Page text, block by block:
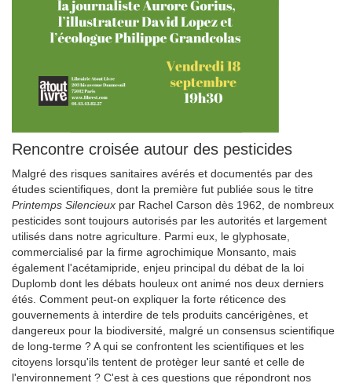
Rencontre croisée autour des pesticides
Malgré des risques sanitaires avérés et documentés par des
études scientifiques, dont la première fut publiée sous le titre
Printemps Silencieux par Rachel Carson dès 1962, de nombreux
pesticides sont toujours autorisés par les autorités et largement
utilisés dans notre agriculture. Parmi eux, le glyphosate,
commercialisé par la firme agrochimique Monsanto, mais
également l'acétamipride, enjeu principal du débat de la loi
Duplomb dont les débats houleux ont animé nos deux derniers
étés. Comment peut-on expliquer la forte réticence des
gouvernements à interdire de tels produits cancérigènes, et
dangereux pour la biodiversité, malgré un consensus scientifique
de long-terme ? A qui se confrontent les scientifiques et les
citoyens lorsqu'ils tentent de protèger leur santé et celle de
l'environnement ? C'est à ces questions que répondront nos